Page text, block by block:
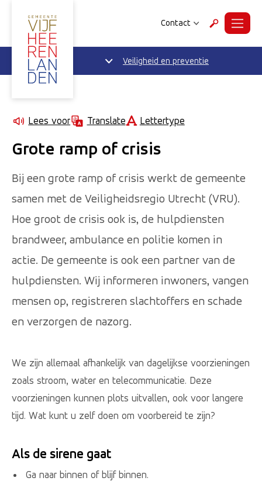
Contact ZoekenMenu
Veiligheid en preventie
Lees voor Translate Lettertype
Grote ramp of crisis
Bij een grote ramp of crisis werkt de gemeente
samen met de Veiligheidsregio Utrecht (VRU).
Hoe groot de crisis ook is, de hulpdiensten
brandweer, ambulance en politie komen in
actie. De gemeente is ook een partner van de
hulpdiensten. Wij informeren inwoners, vangen
mensen op, registreren slachtoffers en schade
en verzorgen de nazorg.
We zijn allemaal afhankelijk van dagelijkse voorzieningen
zoals stroom, water en telecommunicatie. Deze
voorzieningen kunnen plots uitvallen, ook voor langere
tijd. Wat kunt u zelf doen om voorbereid te zijn?
Als de sirene gaat
Ga naar binnen of blijf binnen.